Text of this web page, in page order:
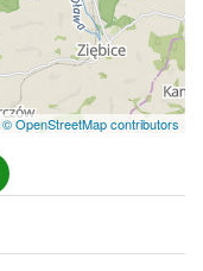
© OpenStreetMap contributors